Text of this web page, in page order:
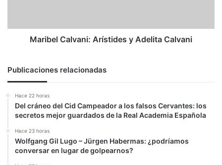
Maribel Calvani: Arístides y Adelita Calvani
Publicaciones relacionadas
Hace 22 horas
Del cráneo del Cid Campeador a los falsos Cervantes: los
secretos mejor guardados de la Real Academia Española
Hace 23 horas
Wolfgang Gil Lugo – Jürgen Habermas: ¿podríamos
conversar en lugar de golpearnos?